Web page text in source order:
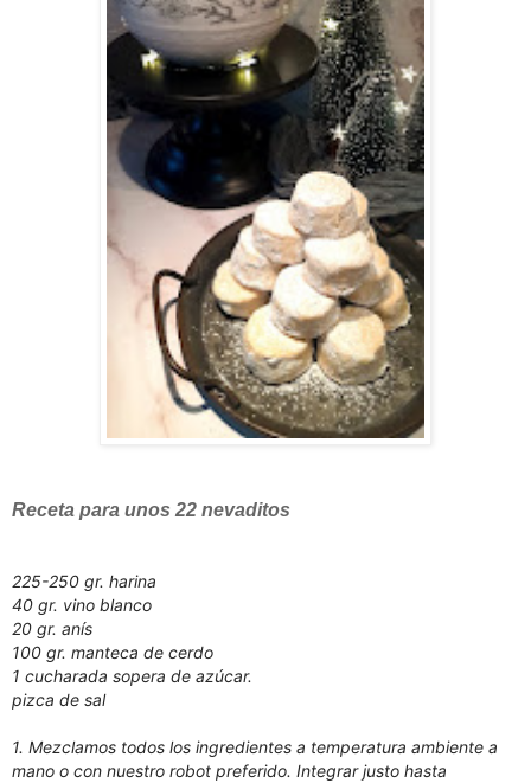
Receta para unos 22 nevaditos
225-250 gr. harina
40 gr. vino blanco
20 gr. anís
100 gr. manteca de cerdo
1 cucharada sopera de azúcar.
pizca de sal
1. Mezclamos todos los ingredientes a temperatura ambiente a
mano o con nuestro robot preferido. Integrar justo hasta